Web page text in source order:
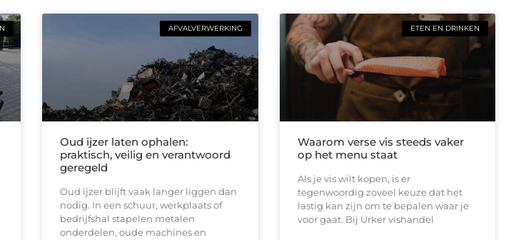
AFVALVERWERKING
Oud ijzer laten ophalen:
praktisch, veilig en verantwoord
geregeld
Oud ijzer blijft vaak langer liggen dan
nodig. In een schuur, werkplaats of
bedrijfshal stapelen metalen
onderdelen, oude machines en
ETEN EN DRINKEN
Waarom verse vis steeds vaker
op het menu staat
Als je vis wilt kopen, is er
tegenwoordig zoveel keuze dat het
lastig kan zijn om te bepalen waar je
voor gaat. Bij Urker vishandel